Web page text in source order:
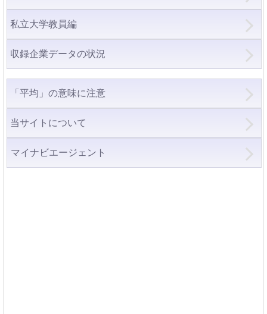
私立大学教員編
収録企業データの状況
「平均」の意味に注意
当サイトについて
マイナビエージェント